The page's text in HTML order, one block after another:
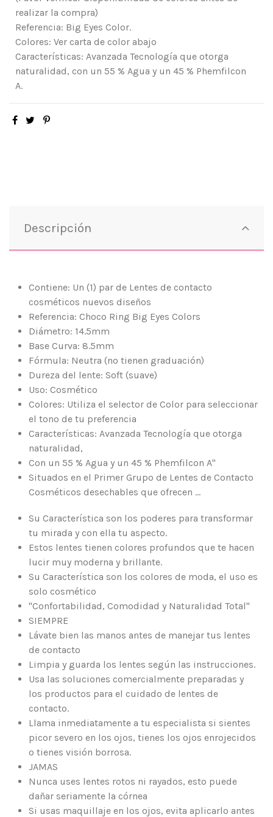
realizar la compra)
Referencia: Big Eyes Color.
Colores: Ver carta de color abajo
Características: Avanzada Tecnología que otorga
naturalidad, con un 55 % Agua y un 45 % Phemfilcon
A.
Descripción
Contiene: Un (1) par de Lentes de contacto
cosméticos nuevos diseños
Referencia: Choco Ring Big Eyes Colors
Diámetro: 14.5mm
Base Curva: 8.5mm
Fórmula: Neutra (no tienen graduación)
Dureza del lente: Soft (suave)
Uso: Cosmético
Colores: Utiliza el selector de Color para seleccionar
el tono de tu preferencia
Características: Avanzada Tecnología que otorga
naturalidad,
Con un 55 % Agua y un 45 % Phemfilcon A"
Situados en el Primer Grupo de Lentes de Contacto
Cosméticos desechables que ofrecen ...
Su Característica son los poderes para transformar
tu mirada y con ella tu aspecto.
Estos lentes tienen colores profundos que te hacen
lucir muy moderna y brillante.
Su Característica son los colores de moda, el uso es
solo cosmético
"Confortabilidad, Comodidad y Naturalidad Total"
SIEMPRE
Lávate bien las manos antes de manejar tus lentes
de contacto
Limpia y guarda los lentes según las instrucciones.
Usa las soluciones comercialmente preparadas y
los productos para el cuidado de lentes de
contacto.
Llama inmediatamente a tu especialista si sientes
picor severo en los ojos, tienes los ojos enrojecidos
o tienes visión borrosa.
JAMAS
Nunca uses lentes rotos ni rayados, esto puede
dañar seriamente la córnea
Si usas maquillaje en los ojos, evita aplicarlo antes